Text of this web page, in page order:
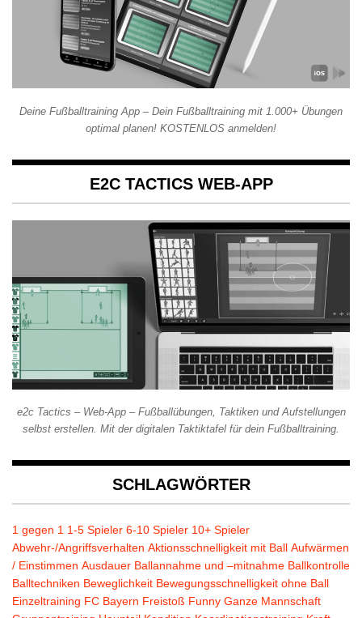
Deine Fußballtraining App – Dein Fußballtraining mit 1.000+ Übungen
optimal planen! KOSTENLOS anmelden!
E2C TACTICS WEB-APP
e2c Tactics – Web-App – Fußballübungen, Taktiken und Aufstellungen
selbst erstellen. Mit der digitalen Taktiktafel für dein Fußballtraining.
SCHLAGWÖRTER
1 gegen 1 1-5 Spieler 6-10 Spieler 10+ Spieler
Abwehr-/Angriffsverhalten Aktionsschnelligkeit mit Ball Aufwärmen
/ Einstimmen Ausdauer Ballannahme und –mitnahme Ballkontrolle
Balltechniken Beweglichkeit Bewegungsschnelligkeit ohne Ball
Einzeltraining FC Bayern Freistoß Funny Ganze Mannschaft